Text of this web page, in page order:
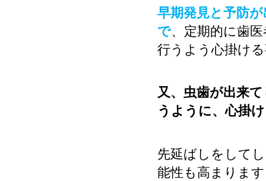
早期発見と予防
で、定期的に歯
行うよう心掛け
又、虫歯が出来
うように、心掛
先延ばしをして
能性も高まりま